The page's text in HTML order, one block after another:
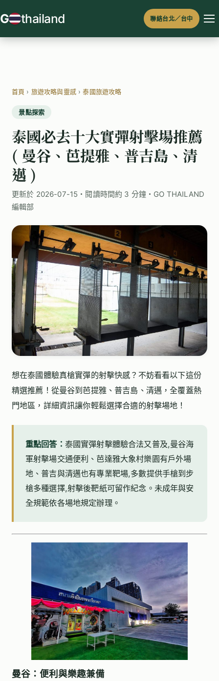
至
G thailand 聯絡台北／台中
首頁 › 旅遊攻略與靈感›泰國旅遊攻略
景點探索
泰國必去十大實彈射擊場推薦
( 曼谷、芭提雅、普吉島、清
邁 )
更新於 2026-07-15・閱讀時間約 3 分鐘・GO THAILAND
編輯部
想在泰國體驗真槍實彈的射擊快感？不妨看看以下這份
精選推薦！從曼谷到芭提雅、普吉島、清邁，全覆蓋熱
門地區，詳細資訊讓你輕鬆選擇合適的射擊場地！
重點回答： 泰國實彈射擊體驗合法又普及,曼谷海
軍射擊場交通便利、芭達雅大象村樂園有戶外場
地、普吉與清邁也有專業靶場,多數提供手槍到步
槍多種選擇,射擊後靶紙可留作紀念。未成年與安
全規範依各場地規定辦理。
曼谷：便利與樂趣兼備